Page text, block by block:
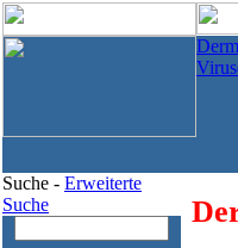
Suche - Erweiterte
Suche